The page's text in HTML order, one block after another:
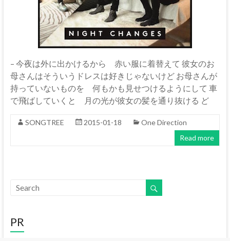
– 今夜は外に出かけるから 赤い服に着替えて 彼女のお
母さんはそういうドレスは好きじゃないけど お母さんが
持っていないものを 何もかも見せつけるようにして 車
で飛ばしていくと 月の光が彼女の髪を通り抜ける ど
SONGTREE 2015-01-18
One Direction
Read more
PR